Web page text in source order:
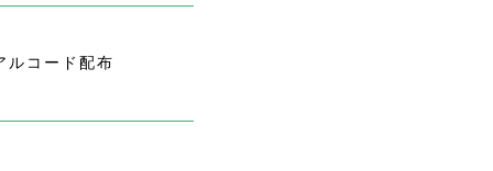
ルコード配布